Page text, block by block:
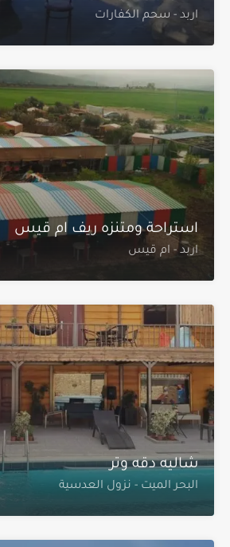
اربد - سحم الكفارات
استراحة ومتنزه ريف ام قيس
اربد - ام قيس
شاليه دقه وتر
البحر الميت - نزول العدسية